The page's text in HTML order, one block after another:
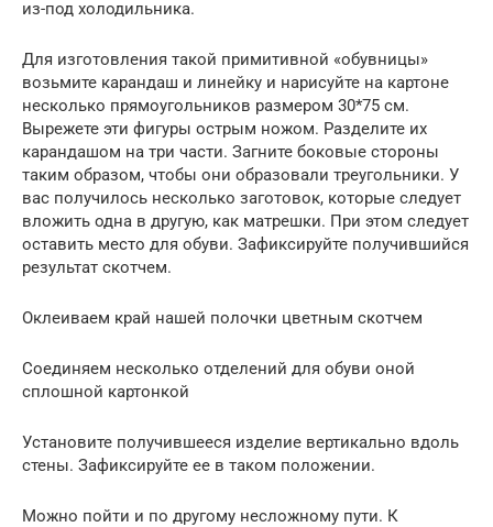
из-под холодильника.
Для изготовления такой примитивной «обувницы»
возьмите карандаш и линейку и нарисуйте на картоне
несколько прямоугольников размером 30*75 см.
Вырежете эти фигуры острым ножом. Разделите их
карандашом на три части. Загните боковые стороны
таким образом, чтобы они образовали треугольники. У
вас получилось несколько заготовок, которые следует
вложить одна в другую, как матрешки. При этом следует
оставить место для обуви. Зафиксируйте получившийся
результат скотчем.
Оклеиваем край нашей полочки цветным скотчем
Соединяем несколько отделений для обуви оной
сплошной картонкой
Установите получившееся изделие вертикально вдоль
стены. Зафиксируйте ее в таком положении.
Можно пойти и по другому несложному пути. К